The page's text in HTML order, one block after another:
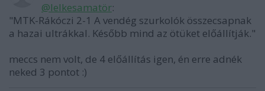
@lelkesamatör:
"MTK-Rákóczi 2-1 A vendég szurkolók összecsapnak
a hazai ultrákkal. Később mind az ötüket előállítják."
meccs nem volt, de 4 előállítás igen, én erre adnék
neked 3 pontot :)